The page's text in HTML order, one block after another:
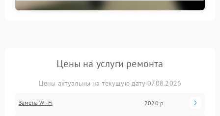
Цены на услуги ремонта
Цены актуальны на текущую дату 07.08.2026
Замена Wi-Fi 2020 р